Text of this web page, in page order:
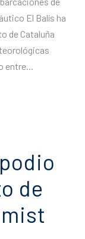
El Balís ha
de Cataluña
entre...
de